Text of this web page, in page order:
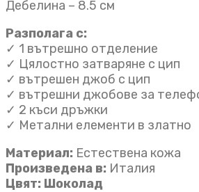
Дебелина – 8.5 см
Разполага с:
✓ 1 вътрешно отделение
✓ Цялостно затваряне с цип
✓ вътрешен джоб с цип
✓ вътрешни джобове за
✓ 2 къси дръжки
✓ Метални елементи в златно
Материал: Естествена кожа
Произведена в: Италия
Цвят: Шоколад